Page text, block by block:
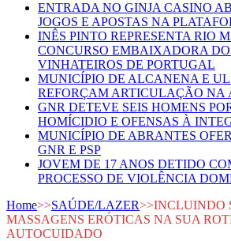
ENTRADA NO GINJA CASINO
JOGOS E APOSTAS NA
INÊS PINTO REPRESENTA RIO
CONCURSO EMBAIXADORA
VINHATEIROS DE PORTUGAL
MUNICÍPIO DE ALCANENA E
REFORÇAM ARTICULAÇÃO NA
GNR DETEVE SEIS HOMENS
HOMÍCIDIO E OFENSAS À
MUNICÍPIO DE ABRANTES
GNR E PSP
JOVEM DE 17 ANOS DETIDO
PROCESSO DE VIOLÊNCIA
Home>>SAÚDE/LAZER>>INCLUINDO
MASSAGENS ERÓTICAS NA SUA
AUTOCUIDADO